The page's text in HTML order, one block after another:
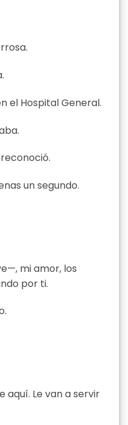
el Hospital General.
un segundo.
mi amor, los
por ti.
aquí. Le van a servir